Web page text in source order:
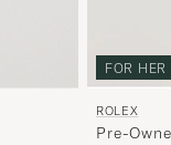
FOR HER
ROLEX
Pre-